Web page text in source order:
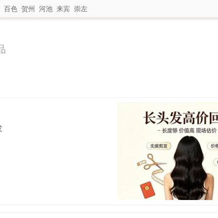
百色 贺州 河池 来宾 崇左